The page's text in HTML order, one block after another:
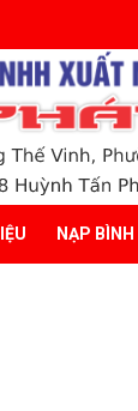
NẠP